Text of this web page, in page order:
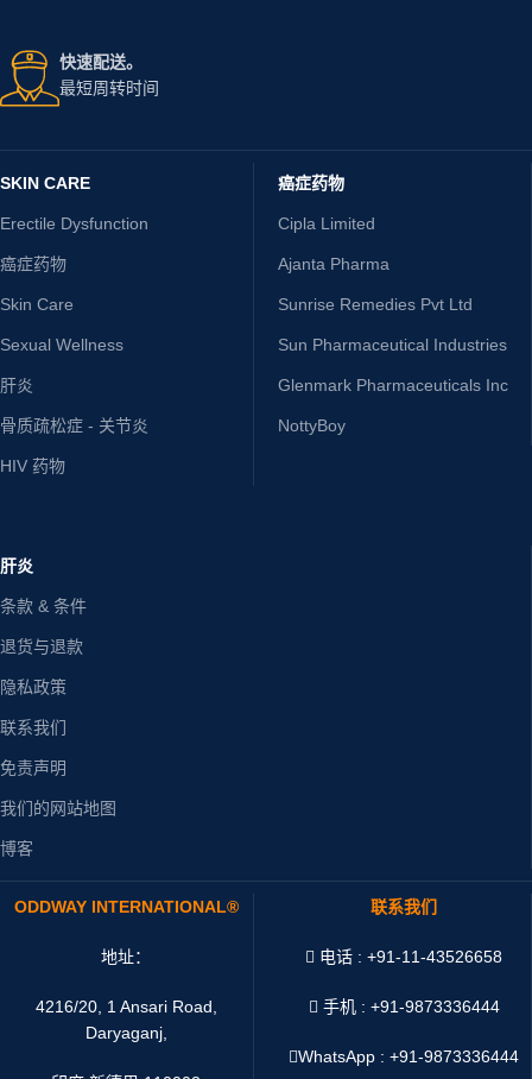
快速配送。
最短周转时间
SKIN CARE
Erectile Dysfunction
癌症药物
Skin Care
Sexual Wellness
肝炎
骨质疏松症 - 关节炎
HIV 药物
癌症药物
Cipla Limited
Ajanta Pharma
Sunrise Remedies Pvt Ltd
Sun Pharmaceutical Industries
Glenmark Pharmaceuticals Inc
NottyBoy
肝炎
条款 & 条件
退货与退款
隐私政策
联系我们
免责声明
我们的网站地图
博客
ODDWAY INTERNATIONAL®
地址：
4216/20, 1 Ansari Road,
Daryaganj,
联系我们
电话 : +91-11-43526658
手机 : +91-9873336444
WhatsApp :+91-9873336444